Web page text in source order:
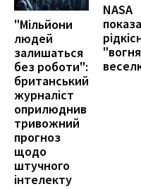
"Мільйони
людей
залишаться
без роботи":
британський
журналіст
оприлюднив
тривожний
прогноз
щодо
штучного
інтелекту
NASA